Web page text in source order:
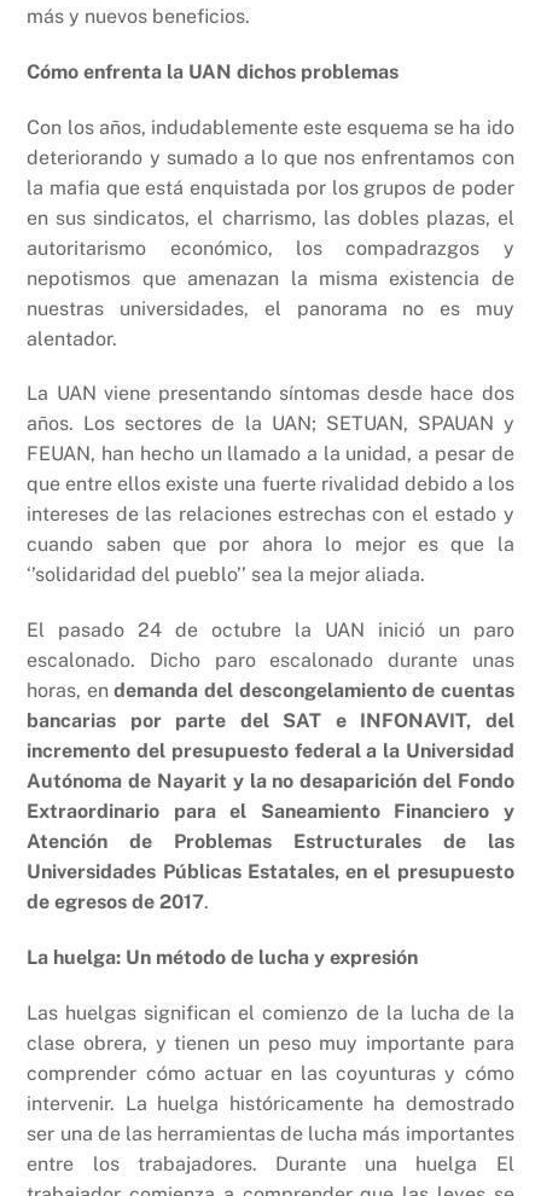
más y nuevos beneficios.
Cómo enfrenta la UAN dichos problemas
Con los años, indudablemente este esquema se ha ido
deteriorando y sumado a lo que nos enfrentamos con
la mafia que está enquistada por los grupos de poder
en sus sindicatos, el charrismo, las dobles plazas, el
autoritarismo económico, los compadrazgos y
nepotismos que amenazan la misma existencia de
nuestras universidades, el panorama no es muy
alentador.
La UAN viene presentando síntomas desde hace dos
años. Los sectores de la UAN; SETUAN, SPAUAN y
FEUAN, han hecho un llamado a la unidad, a pesar de
que entre ellos existe una fuerte rivalidad debido a los
intereses de las relaciones estrechas con el estado y
cuando saben que por ahora lo mejor es que la
‘’solidaridad del pueblo’’ sea la mejor aliada.
El pasado 24 de octubre la UAN inició un paro
escalonado. Dicho paro escalonado durante unas
horas, endemanda del descongelamiento de cuentas
bancarias por parte del SAT e INFONAVIT, del
incremento del presupuesto federal a la Universidad
Autónoma de Nayarit y la no desaparición del Fondo
Extraordinario para el Saneamiento Financiero y
Atención de Problemas Estructurales de las
Universidades Públicas Estatales, en el presupuesto
de egresos de 2017.
La huelga: Un método de lucha y expresión
Las huelgas significan el comienzo de la lucha de la
clase obrera, y tienen un peso muy importante para
comprender cómo actuar en las coyunturas y cómo
intervenir. La huelga históricamente ha demostrado
ser una de las herramientas de lucha más importantes
entre los trabajadores. Durante una huelga El